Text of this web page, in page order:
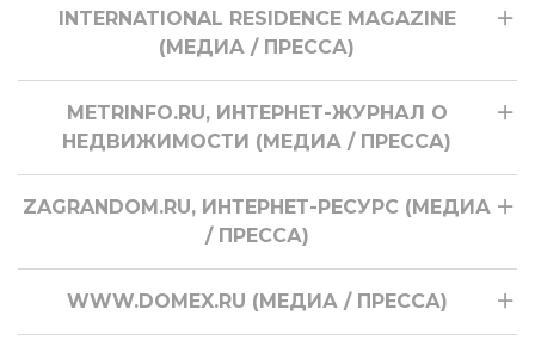
INTERNATIONAL RESIDENCE MAGAZINE
(МЕДИА / ПРЕССА)
METRINFO.RU, ИНТЕРНЕТ-ЖУРНАЛ О
НЕДВИЖИМОСТИ (МЕДИА / ПРЕССА)
ZAGRANDOM.RU, ИНТЕРНЕТ-РЕСУРС (МЕДИА
/ ПРЕССА)
WWW.DOMEX.RU (МЕДИА / ПРЕССА)